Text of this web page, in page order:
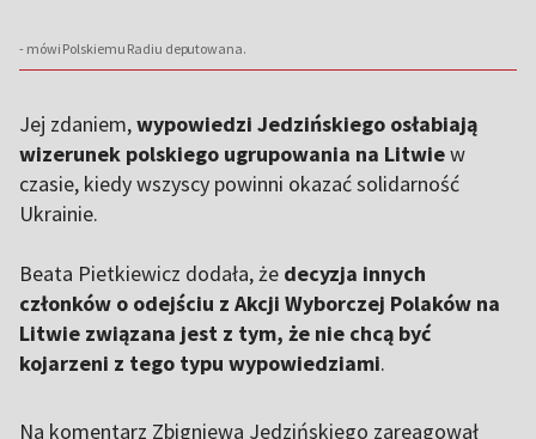
- mówi Polskiemu Radiu deputowana.
Jej zdaniem,wypowiedzi Jedzińskiego osłabiają
wizerunek polskiego ugrupowania na Litwiew
czasie, kiedy wszyscy powinni okazać solidarność
Ukrainie.
Beata Pietkiewicz dodała, że decyzja innych
członków o odejściu z Akcji Wyborczej Polaków na
Litwie związana jest z tym, że nie chcą być
kojarzeni z tego typu wypowiedziami.
Na komentarz Zbigniewa Jedzińskiego zareagował